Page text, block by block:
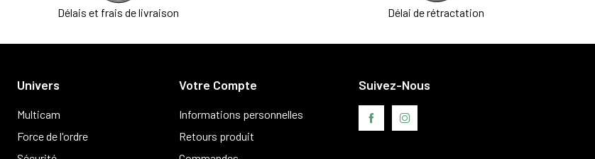
Délais et frais de livraison Délai de rétractation
Univers
Multicam
Force de l'ordre
Votre Compte
Informations personnelles
Retours produit
Suivez-Nous